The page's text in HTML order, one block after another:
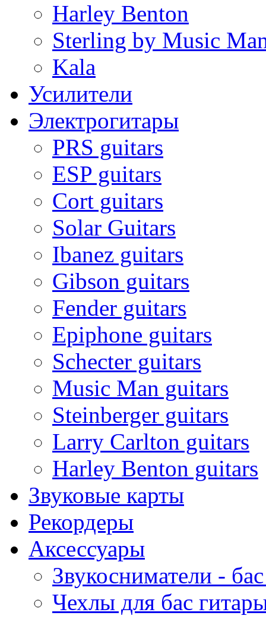
Harley Benton
Sterling by Music
Kala
Усилители
Электрогитары
PRS guitars
ESP guitars
Cort guitars
Solar Guitars
Ibanez guitars
Gibson guitars
Fender guitars
Epiphone guitars
Schecter guitars
Music Man guitars
Steinberger guitars
Larry Carlton guitars
Harley Benton guitars
Звуковые карты
Рекордеры
Аксессуары
Звукосниматели -
Чехлы для бас